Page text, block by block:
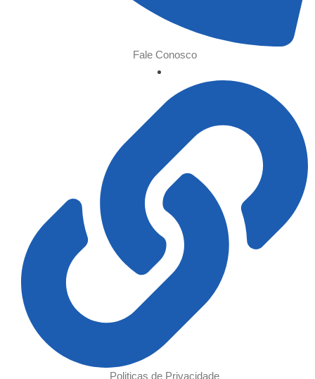
Fale Conosco
Politicas de Privacidade